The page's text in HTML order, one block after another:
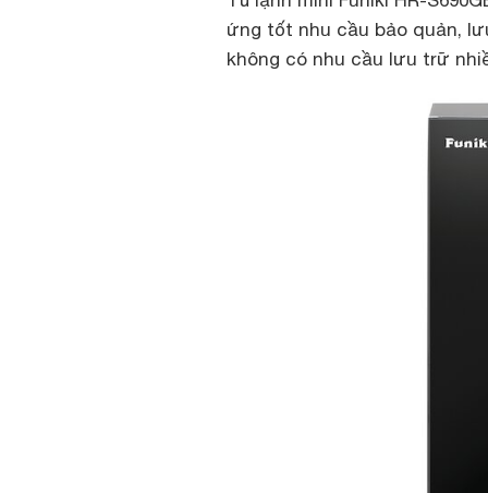
ứng tốt nhu cầu bảo quản,
không có nhu cầu lưu trữ